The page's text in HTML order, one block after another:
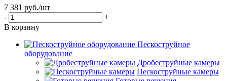
7 381 руб./шт
-
+
В корзину
Пескоструйное
оборудование
Дробеструйные камеры
Пескоструйные камеры